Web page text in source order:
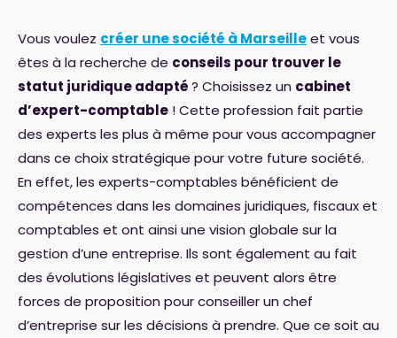
Vous voulez créer une société à Marseilleet vous
êtes à la recherche de conseils pour trouver le
statut juridique adapté? Choisissez un cabinet
d’expert-comptable ! Cette profession fait partie
des experts les plus à même pour vous accompagner
dans ce choix stratégique pour votre future société.
En effet, les experts-comptables bénéficient de
compétences dans les domaines juridiques, fiscaux et
comptables et ont ainsi une vision globale sur la
gestion d’une entreprise. Ils sont également au fait
des évolutions législatives et peuvent alors être
forces de proposition pour conseiller un chef
d’entreprise sur les décisions à prendre. Que ce soit au